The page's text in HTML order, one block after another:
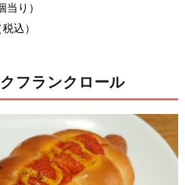
り）
込）
フランクロール